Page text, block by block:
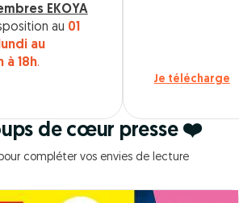
EKOYA
au 01
lundi au
à 18h.
Je télécharge
de cœur presse ❤️
compléter vos envies de lecture